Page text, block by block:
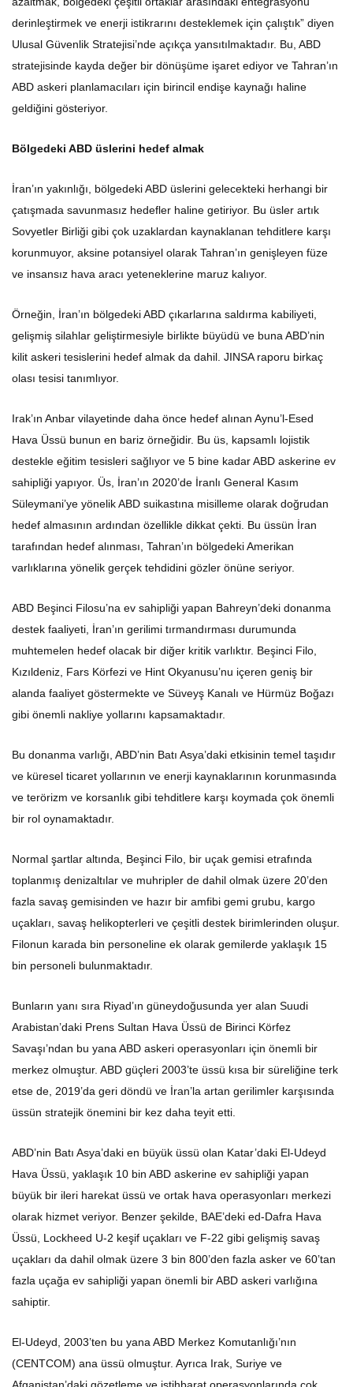
derinleştirmek ve enerji istikrarını desteklemek için çalıştık” diyen
Ulusal Güvenlik Stratejisi’nde açıkça yansıtılmaktadır. Bu, ABD
stratejisinde kayda değer bir dönüşüme işaret ediyor ve Tahran’ın
ABD askeri planlamacıları için birincil endişe kaynağı haline
geldiğini gösteriyor.
Bölgedeki ABD üslerini hedef almak
İran’ın yakınlığı, bölgedeki ABD üslerini gelecekteki herhangi bir
çatışmada savunmasız hedefler haline getiriyor. Bu üsler artık
Sovyetler Birliği gibi çok uzaklardan kaynaklanan tehditlere karşı
korunmuyor, aksine potansiyel olarak Tahran’ın genişleyen füze
ve insansız hava aracı yeteneklerine maruz kalıyor.
Örneğin, İran’ın bölgedeki ABD çıkarlarına saldırma kabiliyeti,
gelişmiş silahlar geliştirmesiyle birlikte büyüdü ve buna ABD’nin
kilit askeri tesislerini hedef almak da dahil. JINSA raporu birkaç
olası tesisi tanımlıyor.
Irak’ın Anbar vilayetinde daha önce hedef alınan Aynu’l-Esed
Hava Üssü bunun en bariz örneğidir. Bu üs, kapsamlı lojistik
destekle eğitim tesisleri sağlıyor ve 5 bine kadar ABD askerine ev
sahipliği yapıyor. Üs, İran’ın 2020’de İranlı General Kasım
Süleymani’ye yönelik ABD suikastına misilleme olarak doğrudan
hedef almasının ardından özellikle dikkat çekti. Bu üssün İran
tarafından hedef alınması, Tahran’ın bölgedeki Amerikan
varlıklarına yönelik gerçek tehdidini gözler önüne seriyor.
ABD Beşinci Filosu’na ev sahipliği yapan Bahreyn’deki donanma
destek faaliyeti, İran’ın gerilimi tırmandırması durumunda
muhtemelen hedef olacak bir diğer kritik varlıktır. Beşinci Filo,
Kızıldeniz, Fars Körfezi ve Hint Okyanusu’nu içeren geniş bir
alanda faaliyet göstermekte ve Süveyş Kanalı ve Hürmüz Boğazı
gibi önemli nakliye yollarını kapsamaktadır.
Bu donanma varlığı, ABD’nin Batı Asya’daki etkisinin temel taşıdır
ve küresel ticaret yollarının ve enerji kaynaklarının korunmasında
ve terörizm ve korsanlık gibi tehditlere karşı koymada çok önemli
bir rol oynamaktadır.
Normal şartlar altında, Beşinci Filo, bir uçak gemisi etrafında
toplanmış denizaltılar ve muhripler de dahil olmak üzere 20’den
fazla savaş gemisinden ve hazır bir amfibi gemi grubu, kargo
uçakları, savaş helikopterleri ve çeşitli destek birimlerinden oluşur.
Filonun karada bin personeline ek olarak gemilerde yaklaşık 15
bin personeli bulunmaktadır.
Bunların yanı sıra Riyad’ın güneydoğusunda yer alan Suudi
Arabistan’daki Prens Sultan Hava Üssü de Birinci Körfez
Savaşı’ndan bu yana ABD askeri operasyonları için önemli bir
merkez olmuştur. ABD güçleri 2003’te üssü kısa bir süreliğine terk
etse de, 2019’da geri döndü ve İran’la artan gerilimler karşısında
üssün stratejik önemini bir kez daha teyit etti.
ABD’nin Batı Asya’daki en büyük üssü olan Katar’daki El-Udeyd
Hava Üssü, yaklaşık 10 bin ABD askerine ev sahipliği yapan
büyük bir ileri harekat üssü ve ortak hava operasyonları merkezi
olarak hizmet veriyor. Benzer şekilde, BAE’deki ed-Dafra Hava
Üssü, Lockheed U-2 keşif uçakları ve F-22 gibi gelişmiş savaş
uçakları da dahil olmak üzere 3 bin 800’den fazla asker ve 60’tan
fazla uçağa ev sahipliği yapan önemli bir ABD askeri varlığına
sahiptir.
El-Udeyd, 2003’ten bu yana ABD Merkez Komutanlığı’nın
(CENTCOM) ana üssü olmuştur. Ayrıca Irak, Suriye ve
Afganistan’daki gözetleme ve istihbarat operasyonlarında çok